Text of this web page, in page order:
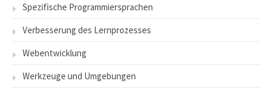
Spezifische Programmiersprachen
Verbesserung des Lernprozesses
Webentwicklung
Werkzeuge und Umgebungen